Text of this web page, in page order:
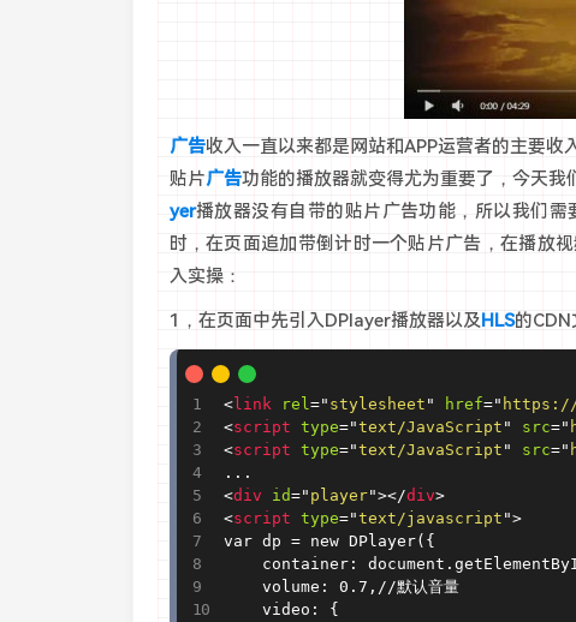
广告收入一直以来都是网站和APP运营者的主要
贴片广告功能的播放器就变得尤为重要了，今天我
yer播放器没有自带的贴片广告功能，所以我们
时，在页面追加带倒计时一个贴片广告，在播放
入实操：
1，在页面中先引入DPlayer播放器以及HLS的CDN
<link rel=" stylesheet " href=" https://
<script type="text/JavaScript " src="
<script type="text/JavaScript " src="
<div id=" player"></div>
<script type="text/javascript ">
var dp = new DPlayer({
container:
    volume: 0.7,//默认音量
    video: {